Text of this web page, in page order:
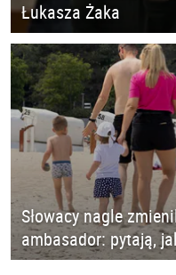
Łukasza Żaka
Słowacy nagle
ambasador: pytają,